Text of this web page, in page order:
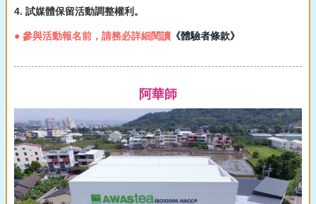
4. 試媒體保留活動調整權利。
● 參與活動報名前，請務必詳細閱讀 《體驗者條款》
阿華師